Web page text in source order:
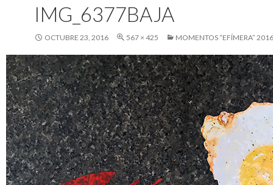
IMG_6377BAJA
OCTUBRE 23, 2016 567 × 425 MOMENTOS “EFÍMERA” 2016